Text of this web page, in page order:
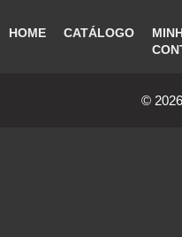
HOME CATÁLOGO
©